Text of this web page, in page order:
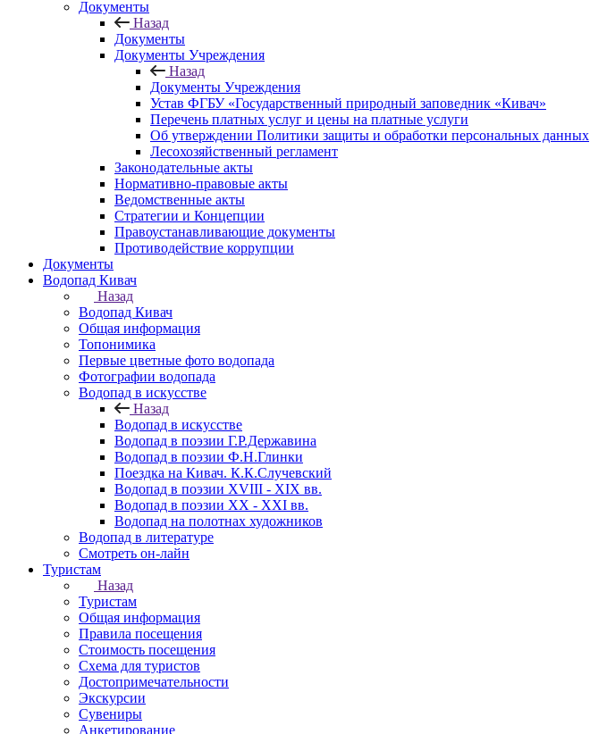
Документы
Назад
Документы
Документы Учреждения
Назад
Документы Учреждения
Устав ФГБУ «Государственный природный заповедник «Кивач»
Перечень платных услуг и цены на платные услуги
Об утверждении Политики защиты и обработки персональных данных
Лесохозяйственный регламент
Законодательные акты
Нормативно-правовые акты
Ведомственные акты
Стратегии и Концепции
Правоустанавливающие документы
Противодействие коррупции
Документы
Водопад Кивач
Назад
Водопад Кивач
Общая информация
Топонимика
Первые цветные фото водопада
Фотографии водопада
Водопад в искусстве
Назад
Водопад в искусстве
Водопад в поэзии Г.Р.Державина
Водопад в поэзии Ф.Н.Глинки
Поездка на Кивач. К.К.Случевский
Водопад в поэзии XVIII - XIX вв.
Водопад в поэзии XX - XXI вв.
Водопад на полотнах художников
Водопад в литературе
Смотреть он-лайн
Туристам
Назад
Туристам
Общая информация
Правила посещения
Стоимость посещения
Схема для туристов
Достопримечательности
Экскурсии
Сувениры
Анкетирование